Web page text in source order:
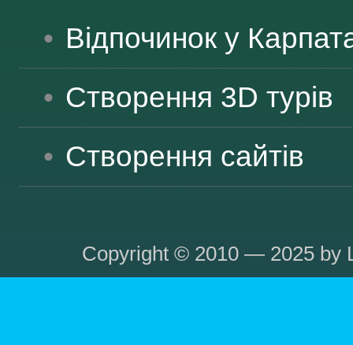
Відпочинок у
Створення 3D турів
Створення сайтів
Copyright © 2010 — 2025 by